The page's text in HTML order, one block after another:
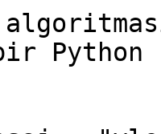
Python